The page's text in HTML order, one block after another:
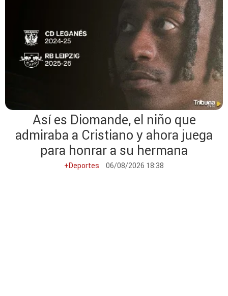
Así es Diomande, el niño que
admiraba a Cristiano y ahora juega
para honrar a su hermana
+Deportes 06/08/2026 18:38